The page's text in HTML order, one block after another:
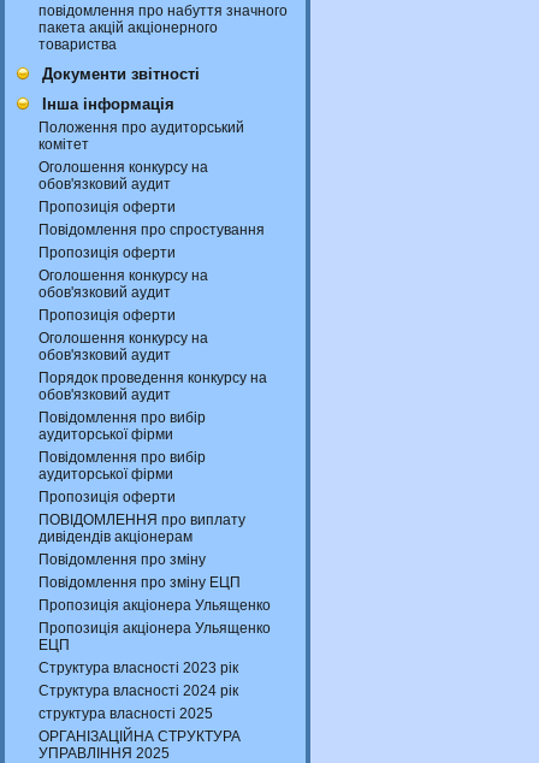
повідомлення про набуття значного
пакета акцій акціонерного
товариства
Документи звітності
Інша інформація
Положення про аудиторський
комітет
Оголошення конкурсу на
обов'язковий аудит
Пропозиція оферти
Повідомлення про спростування
Пропозиція оферти
Оголошення конкурсу на
обов'язковий аудит
Пропозиція оферти
Оголошення конкурсу на
обов'язковий аудит
Порядок проведення конкурсу на
обов'язковий аудит
Повідомлення про вибір
аудиторської фірми
Повідомлення про вибір
аудиторської фірми
Пропозиція оферти
ПОВІДОМЛЕННЯ про виплату
дивідендів акціонерам
Повідомлення про зміну
Повідомлення про зміну ЕЦП
Пропозиція акціонера Ульященко
Пропозиція акціонера Ульященко
ЕЦП
Структура власності 2023 рік
Структура власності 2024 рік
структура власності 2025
ОРГАНІЗАЦІЙНА СТРУКТУРА
УПРАВЛІННЯ 2025